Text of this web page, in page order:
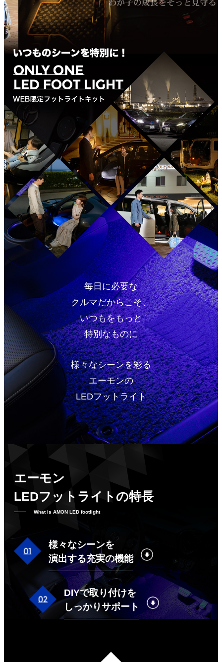
毎日に必要な
クルマだからこそ、
いつもをもっと
特別なものに
様々なシーンを彩る
エーモンの
LEDフットライト
エーモン
LEDフットライトの特長
What is AMON LED footlight
様々なシーンを
演出する充実の機能
DIYで取り付けを
しっかりサポート